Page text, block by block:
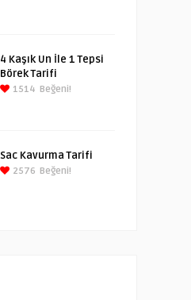
4 Kaşık Un İle 1 Tepsi
Börek Tarifi
1514 Beğeni!
Sac Kavurma Tarifi
2576 Beğeni!